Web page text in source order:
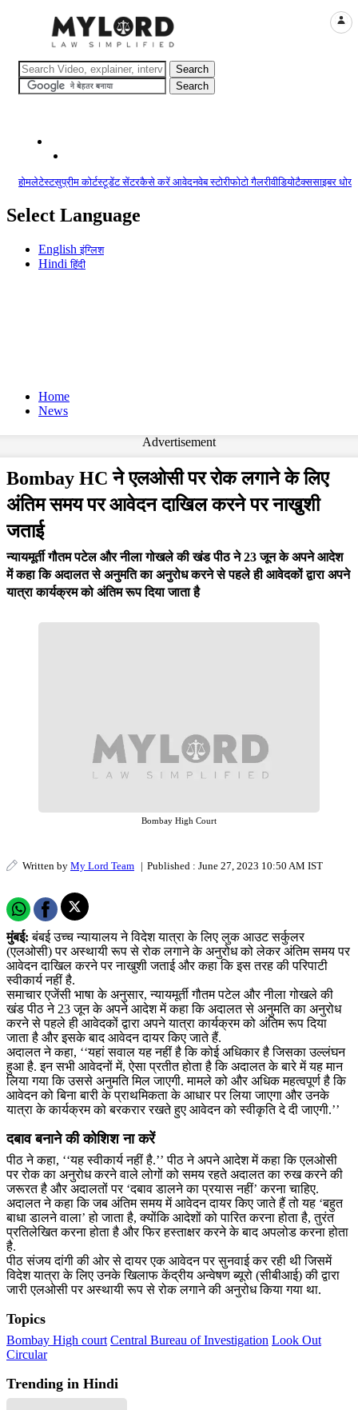
होमलेटेस्टसुप्रीम कोर्टस्टूडेंट सेंटरकैसे करें आवेदनवेब स्टोरीफोटो गैलरीवीडियोटैक्ससाइबर
Select Language
Englishइंग्लिश
Hindiहिंदी
Home
News
Advertisement
Bombay HC ने एलओसी पर रोक लगाने के लिए
अंतिम समय पर आवेदन दाखिल करने पर नाखुशी
जताई
न्यायमूर्ती गौतम पटेल और नीला गोखले की खंड पीठ ने 23 जून के अपने आदेश
में कहा कि अदालत से अनुमति का अनुरोध करने से पहले ही आवेदकों द्वारा अपने
यात्रा कार्यक्रम को अंतिम रूप दिया जाता है
Bombay High Court
Written by My Lord Team | Published : June 27, 2023 10:50 AM IST
मुंबई: बंबई उच्च न्यायालय ने विदेश यात्रा के लिए लुक आउट सर्कुलर
(एलओसी) पर अस्थायी रूप से रोक लगाने के अनुरोध को लेकर अंतिम समय पर
आवेदन दाखिल करने पर नाखुशी जताई और कहा कि इस तरह की परिपाटी
स्वीकार्य नहीं है.
समाचार एजेंसी भाषा के अनुसार, न्यायमूर्ती गौतम पटेल और नीला गोखले की
खंड पीठ ने 23 जून के अपने आदेश में कहा कि अदालत से अनुमति का अनुरोध
करने से पहले ही आवेदकों द्वारा अपने यात्रा कार्यक्रम को अंतिम रूप दिया
जाता है और इसके बाद आवेदन दायर किए जाते हैं.
अदालत ने कहा, ‘‘यहां सवाल यह नहीं है कि कोई अधिकार है जिसका उल्लंघन
हुआ है. इन सभी आवेदनों में, ऐसा प्रतीत होता है कि अदालत के बारे में यह मान
लिया गया कि उससे अनुमति मिल जाएगी. मामले को और अधिक महत्वपूर्ण है कि
आवेदन को बिना बारी के प्राथमिकता के आधार पर लिया जाएगा और उनके
यात्रा के कार्यक्रम को बरकरार रखते हुए आवेदन को स्वीकृति दे दी जाएगी.’’
दबाव बनाने की कोशिश ना करें
पीठ ने कहा, ‘‘यह स्वीकार्य नहीं है.’’ पीठ ने अपने आदेश में कहा कि एलओसी
पर रोक का अनुरोध करने वाले लोगों को समय रहते अदालत का रुख करने की
जरूरत है और अदालतों पर ‘दबाव डालने का प्रयास नहीं’ करना चाहिए.
अदालत ने कहा कि जब अंतिम समय में आवेदन दायर किए जाते हैं तो यह ‘बहुत
बाधा डालने वाला’ हो जाता है, क्योंकि आदेशों को पारित करना होता है, तुरंत
प्रतिलेखित करना होता है और फिर हस्ताक्षर करने के बाद अपलोड करना होता
है.
पीठ संजय दांगी की ओर से दायर एक आवेदन पर सुनवाई कर रही थी जिसमें
विदेश यात्रा के लिए उनके खिलाफ केंद्रीय अन्वेषण ब्यूरो (सीबीआई) की द्वारा
जारी एलओसी पर अस्थायी रूप से रोक लगाने की अनुरोध किया गया था.
Topics
Bombay High court Central Bureau of Investigation Look Out
Circular
Trending in Hindi